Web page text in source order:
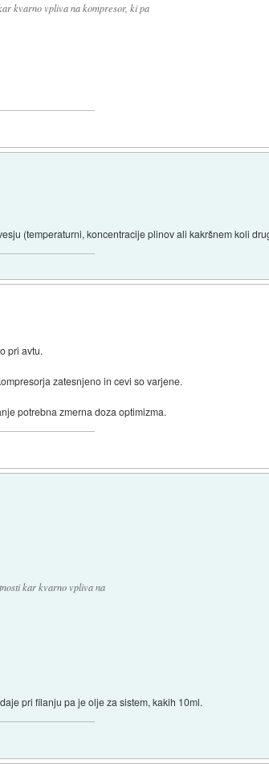
kvarno vpliva na kompresor, ki pa
(temperaturni, koncentracije plinov ali kakršnem koli
pri avtu.
zatesnjeno in cevi so varjene.
potrebna zmerna doza optimizma.
kar kvarno vpliva na
pri filanju pa je olje za sistem, kakih 10ml.